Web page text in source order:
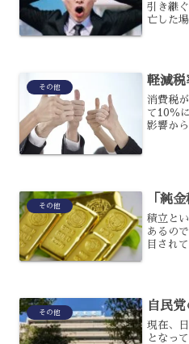
引き継
亡した
て、良
その他 軽減税
消費税
て10％
影響か
その他 「純
積立と
あるの
目され
できる
その他 自民
現在、
となっ